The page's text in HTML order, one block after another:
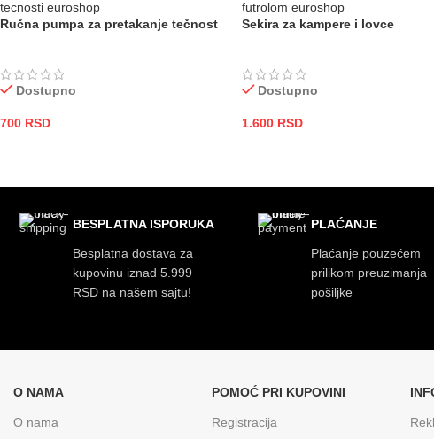
Ručna pumpa za pretakanje tečnost
Dostupno
700 RSD
Sekira za kampere i lovce
Dostupno
1.600 RSD
BESPLATNA ISPORUKA
Besplatna dostava za
kupovinu iznad 5.999
RSD na našem sajtu!
PLAĆANJE
Plaćanje pouzećem
prilikom preuzimanja
pošiljke
O NAMA
O nama
POMOĆ PRI KUPOVINI
Registracija